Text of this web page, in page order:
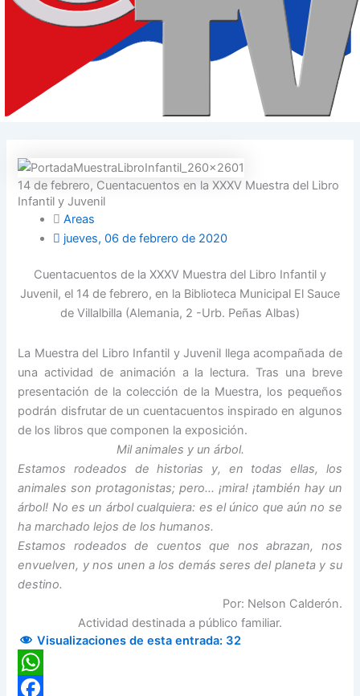
14 de febrero, Cuentacuentos en la XXXV Muestra del Libro
Infantil y Juvenil
Areas
jueves, 06 de febrero de 2020
Cuentacuentos de la XXXV Muestra del Libro Infantil y
Juvenil, el 14 de febrero, en la Biblioteca Municipal El Sauce
de Villalbilla (Alemania, 2 -Urb. Peñas Albas)
La Muestra del Libro Infantil y Juvenil llega acompañada de
una actividad de animación a la lectura. Tras una breve
presentación de la colección de la Muestra, los pequeños
podrán disfrutar de un cuentacuentos inspirado en algunos
de los libros que componen la exposición.
Mil animales y un árbol.
Estamos rodeados de historias y, en todas ellas, los
animales son protagonistas; pero… ¡mira! ¡también hay un
árbol! No es un árbol cualquiera: es el único que aún no se
ha marchado lejos de los humanos.
Estamos rodeados de cuentos que nos abrazan, nos
envuelven, y nos unen a los demás seres del planeta y su
destino.
Por: Nelson Calderón.
Actividad destinada a público familiar.
Visualizaciones de esta entrada: 32
WhatsApp